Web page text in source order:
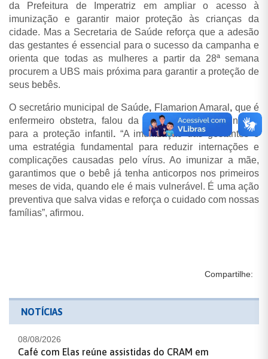
da Prefeitura de Imperatriz em ampliar o acesso à
imunização e garantir maior proteção às crianças da
cidade. Mas a Secretaria de Saúde reforça que a adesão
das gestantes é essencial para o sucesso da campanha e
orienta que todas as mulheres a partir da 28ª semana
procurem a UBS mais próxima para garantir a proteção de
seus bebês.
O secretário municipal de Saúde, Flamarion Amaral , que é
enfermeiro obstetra, falou da importância da vacinação
para a proteção infantil . “A imunização das gestantes é
uma estratégia fundamental para reduzir internações e
complicações causadas pelo vírus. Ao imunizar a mãe,
garantimos que o bebê já tenha anticorpos nos primeiros
meses de vida, quando ele é mais vulnerável. É uma ação
preventiva que salva vidas e reforça o cuidado com nossas
famílias”, afirmou.
Compartilhe:
NOTÍCIAS
08/08/2026
Café com Elas reúne assistidas do CRAM em